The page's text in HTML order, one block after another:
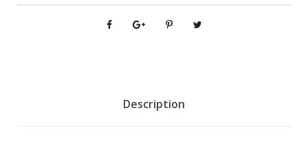
Description